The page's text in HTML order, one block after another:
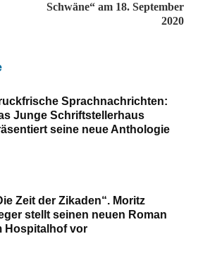
Schwäne“ am 18. September
2020
Sprachnachrichten:
Junge Schriftstellerhaus
seine neue Anthologie
Zeit der Zikaden“. Moritz
stellt seinen neuen Roman
Hospitalhof vor